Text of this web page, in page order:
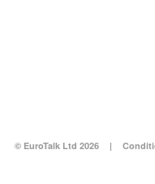
© EuroTalk Ltd 2026 |